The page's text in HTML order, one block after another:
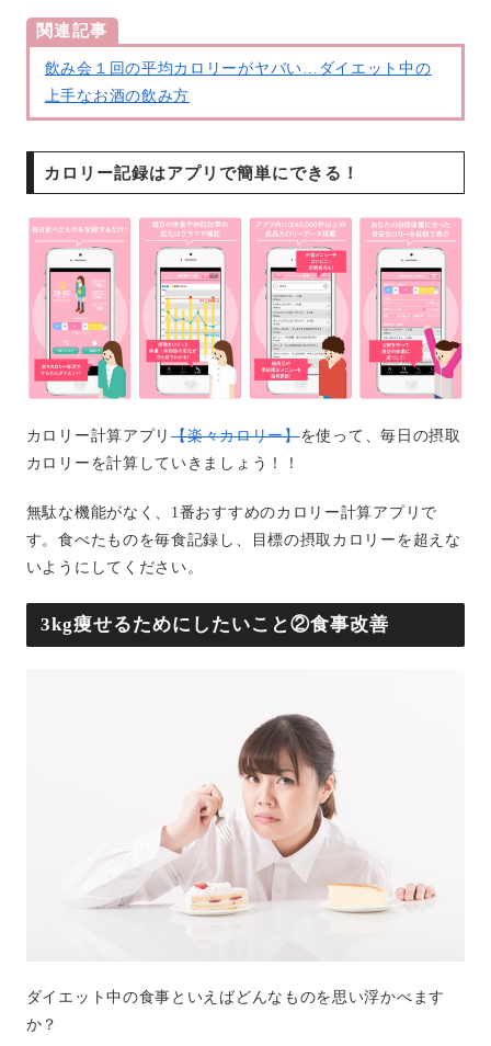
関連記事
飲み会１回の平均カロリーがヤバい…ダイエット中の
上手なお酒の飲み方
カロリー記録はアプリで簡単にできる！
カロリー計算アプリ【楽々カロリー】を使って、毎日の摂取
カロリーを計算していきましょう！！
無駄な機能がなく、1番おすすめのカロリー計算アプリで
す。食べたものを毎食記録し、目標の摂取カロリーを超えな
いようにしてください。
3kg痩せるためにしたいこと②食事改善
ダイエット中の食事といえばどんなものを思い浮かべます
か？